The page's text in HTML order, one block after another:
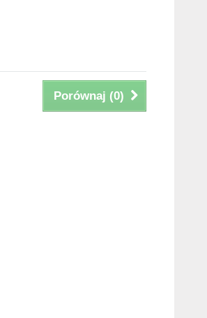
Porównaj (0)